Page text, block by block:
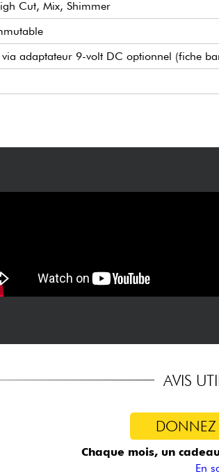
Cut, Mix, Shimmer
adaptateur 9-volt DC optionnel (fiche
AVIS
DONNEZ
Chaque mois, un
En